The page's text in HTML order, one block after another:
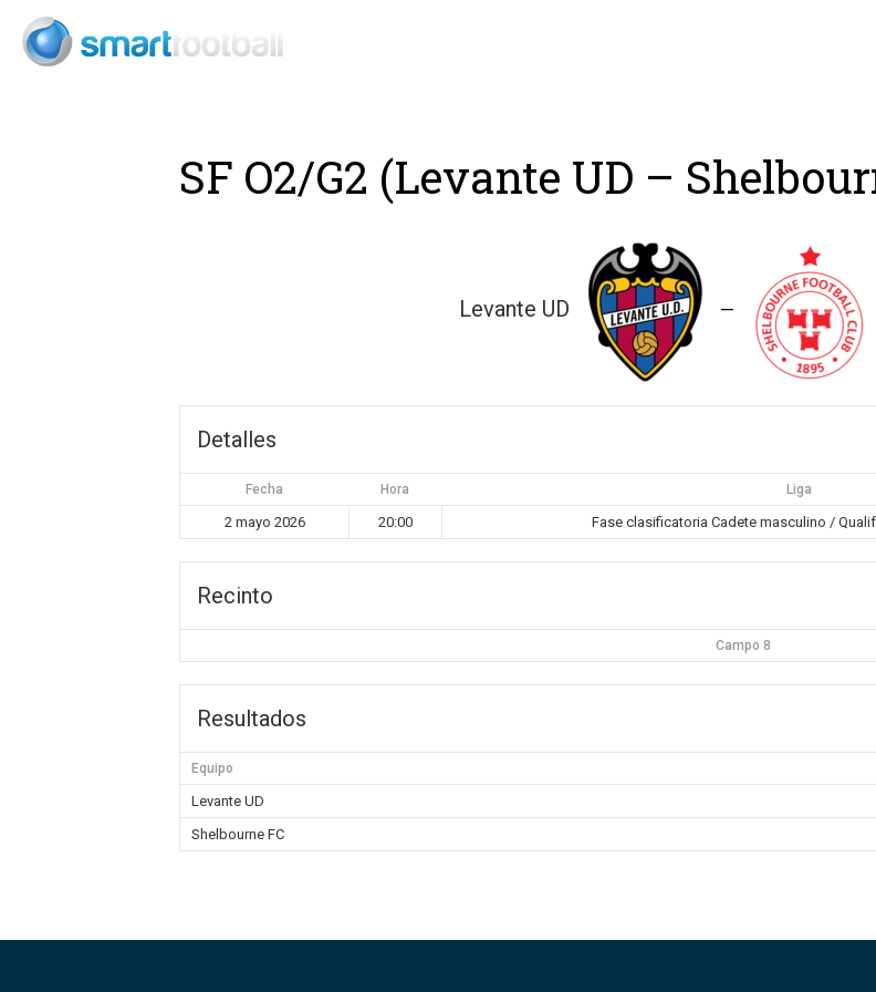
SF O2/G2 (Levante UD –
Levante UD —
Detalles
Fecha Hora Liga
2 mayo 2026 20:00 Fase clasificatoria Cadete masculino /
Recinto
Campo 8
Resultados
Equipo
Levante UD
Shelbourne FC